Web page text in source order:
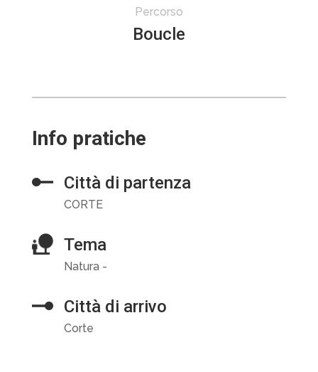
Percorso
Boucle
Info pratiche
Città di partenza
CORTE
Tema
Natura -
Città di arrivo
Corte